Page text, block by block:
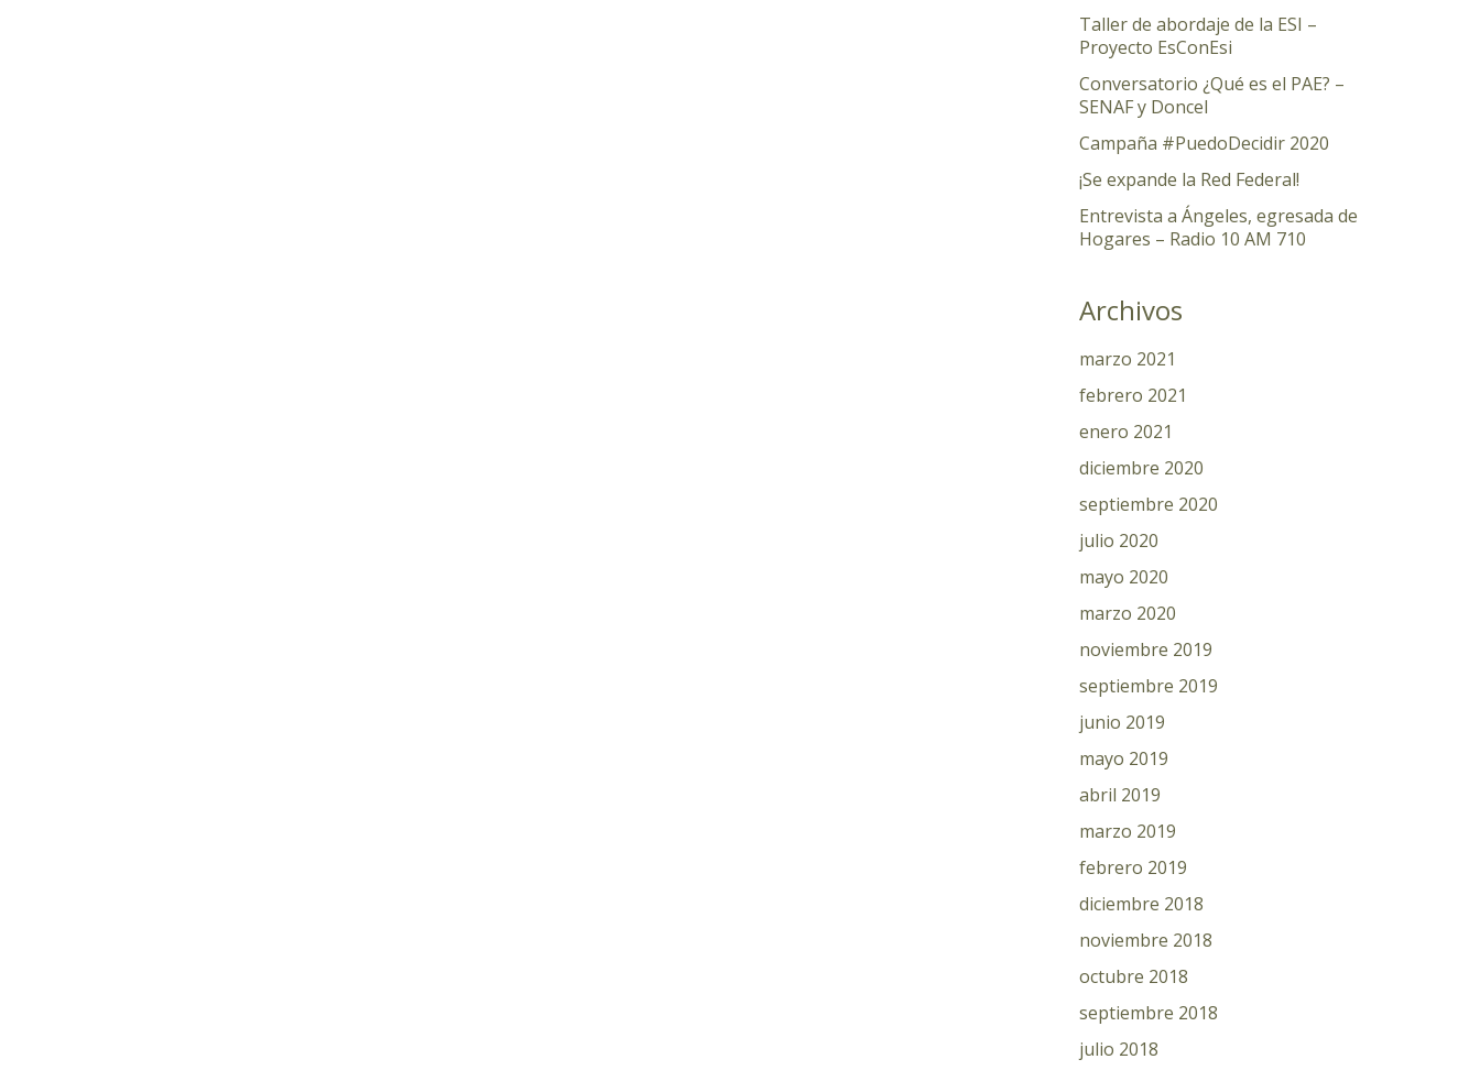
Taller de abordaje de la ESI –
Proyecto EsConEsi
Conversatorio ¿Qué es el PAE? –
SENAF y Doncel
Campaña #PuedoDecidir 2020
¡Se expande la Red Federal!
Entrevista a Ángeles, egresada de
Hogares – Radio 10 AM 710
Archivos
marzo 2021
febrero 2021
enero 2021
diciembre 2020
septiembre 2020
julio 2020
mayo 2020
marzo 2020
noviembre 2019
septiembre 2019
junio 2019
mayo 2019
abril 2019
marzo 2019
febrero 2019
diciembre 2018
noviembre 2018
octubre 2018
septiembre 2018
julio 2018